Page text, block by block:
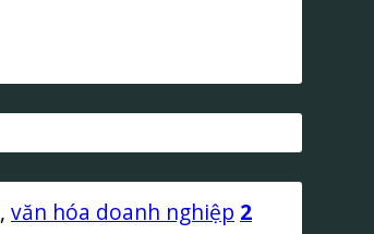
, văn hóa doanh nghiệp 2